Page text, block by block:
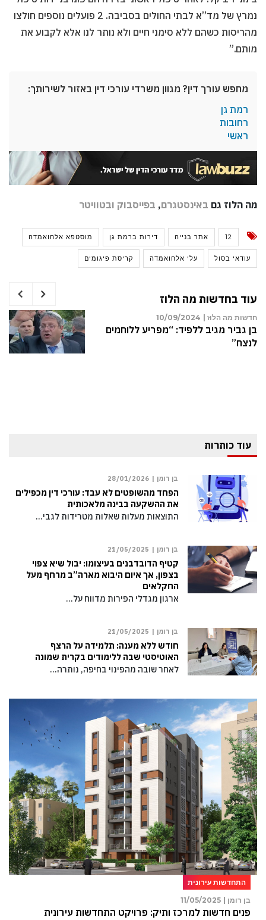
נמרץ של מד”א לבתי החולים בסביבה. 2 פועלים נוספים חולצו
מהריסות כשהם ללא סימני חיים ולא נותר לנו אלא לקבוע את
מותם.”
מחפש עורך דין? מגוון משרדי עורכי דין באזור לשירותך:
רמת גן
רחובות
ראשי
מה הלוז גם באינסטגרם, בפייסבוק ובטוויטר
12 אתר בנייה דירות ברמת גן מוסטפא אלחואמדה
עודאי בסול עלי אלחואמדה קריסת פיגומים
עוד בחדשות מה הלוז
חדשות מה הלוז | 22/09/2024
האם אישה חייבת לגלות לבן הזוג כי אינו
האב הביולוגי של הילד?
עוד כותרות
בן רומן | 28/01/2026
הפחד מהשופטים לא עבד: עורכי דין מכפילים
את ההשקעה בבינה מלאכותית
התוצאות מעלות שאלות מטרידות לגבי…
בן רומן | 21/05/2025
קטיף הדובדבנים בעיצומו: יבול שיא צפוי
בצפון, אך איום היבוא מארה”ב מרחף מעל
החקלאים
ארגון מגדלי הפירות מדווח על…
בן רומן | 21/05/2025
חודש ללא מענה: תלמידה על הרצף
האוטיסטי שבה ללימודים בקרית שמונה
לאחר שובה מהפינוי בחיפה, נותרה…
התחדשות עירונית
בן רומן | 11/05/2025
פנים חדשות למרכז ותיק: פרויקט התחדשות עירונית